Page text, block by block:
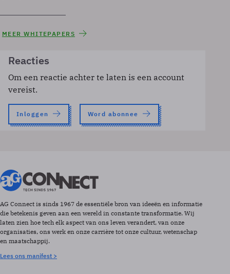
MEER WHITEPAPERS
Reacties
Om een reactie achter te laten is een account
vereist.
Inloggen Word abonnee
AG Connect is sinds 1967 de essentiële bron van ideeën en informatie
die betekenis geven aan een wereld in constante transformatie. Wij
laten zien hoe tech elk aspect van ons leven verandert, van onze
organisaties, ons werk en onze carrière tot onze cultuur, wetenschap
en maatschappij.
Lees ons manifest >